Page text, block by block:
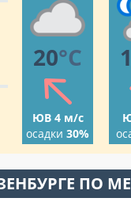
20°C
ЮВ 4 м/с
осадки 30%
ПО